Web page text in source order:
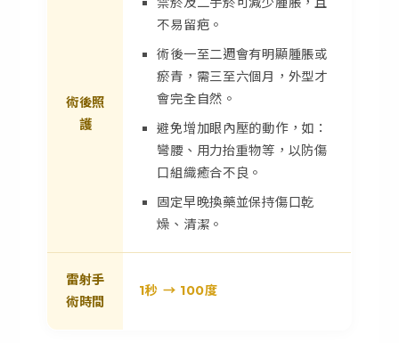
術後照
護
不易留疤。
術後一至二週會有明顯腫脹或
瘀青，需三至六個月，外型才
會完全自然。
避免增加眼內壓的動作，如：
彎腰、用力抬重物等，以防傷
口組織癒合不良。
固定早晚換藥並保持傷口乾
燥、清潔。
雷射手
術時間
1秒 → 100度